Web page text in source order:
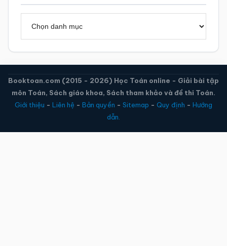
Booktoan.com (2015 - 2026) Học Toán online - Giải bài tập
môn Toán, Sách giáo khoa, Sách tham khảo và đề thi Toán.
Giới thiệu - Liên hệ - Bản quyền - Sitemap - Quy định - Hướng
dẫn.